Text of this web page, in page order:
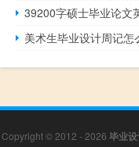
美术生毕业设计周记怎
Copyright © 2012 - 2026 毕业